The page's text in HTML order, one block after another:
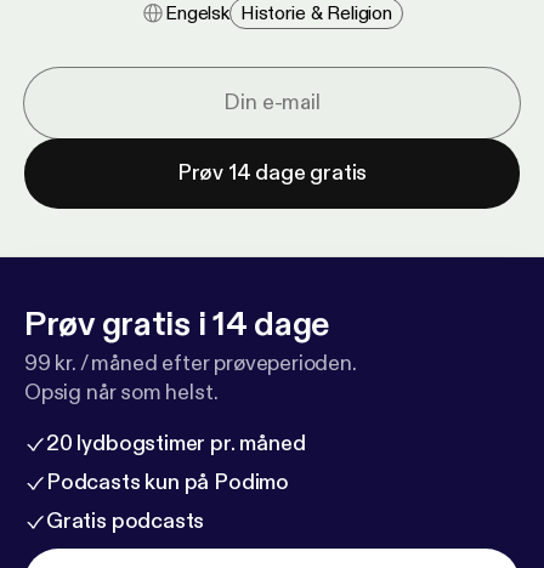
Engelsk Historie & Religion
Prøv 14 dage gratis
Prøv gratis i 14 dage
99 kr. / måned efter prøveperioden.
Opsig når som helst.
20 lydbogstimer pr. måned
Podcasts kun på Podimo
Gratis podcasts